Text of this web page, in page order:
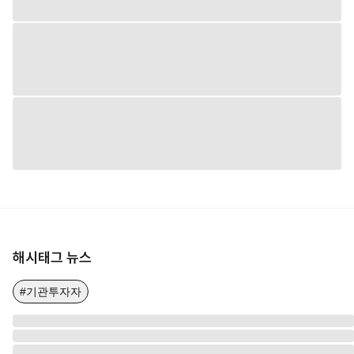
해시태그 뉴스
#기관투자자